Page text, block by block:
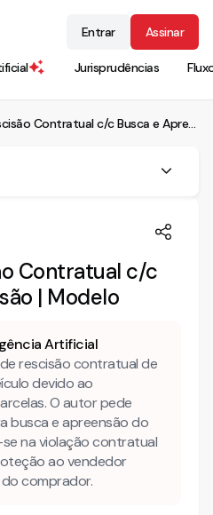
Jurisprudências
Entrar Assinar
Ação de Rescisão Contratual c/c Busca e Apreensão | Modelo
para a rescisão do negócio
veículo por inadimplemento?
ARTIFICIAL, para
ao advogado!
DE COMPRA E VENDA
CUMULADA COM BUSCA,
PEDIDO LIMINAR DE TUTELA
Contratual c/c
| Modelo
Artificial
rescisão contratual de
devido ao
O autor pede
busca e apreensão do
na violação contratual
ao vendedor
comprador.